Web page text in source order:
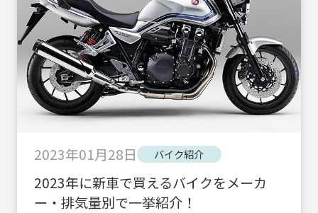
2023年01月28日 バイク紹介
2023年に新車で買えるバイクをメーカ
ー・排気量別で一挙紹介！